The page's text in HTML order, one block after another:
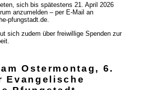
sich bis spätestens 21. April 2026
anzumelden – per E-Mail an
pfungstadt.de.
sich zudem über freiwillige Spenden zur
Ostermontag, 6.
Evangelische